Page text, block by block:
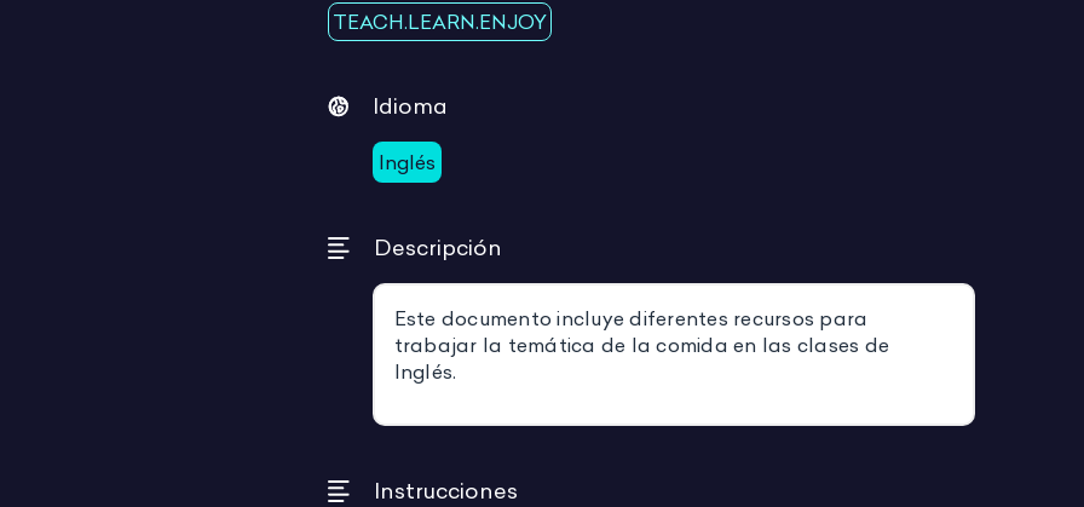
TEACH.LEARN.ENJOY
Idioma
Inglés
Descripción
Este documento incluye diferentes recursos para
trabajar la temática de la comida en las clases de
Inglés.
Instrucciones